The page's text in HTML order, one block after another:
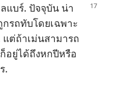
แบร์. ปัจจุบัน น่า​
รถ​ทับ​โดย​เฉพาะ​
ต่​ถ้า​เม่น​สามารถ​
อยู่​ได้​ถึง​หก​ปี​หรือ​
.